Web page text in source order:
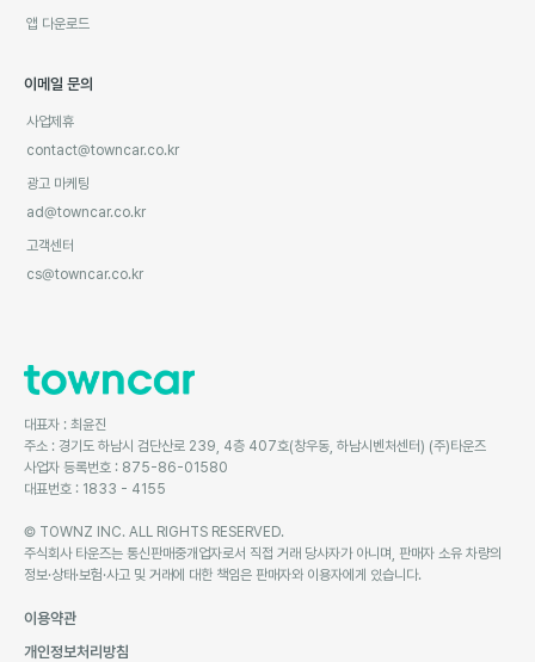
앱 다운로드
이메일 문의
사업제휴
contact@towncar.co.kr
광고 마케팅
ad@towncar.co.kr
고객센터
cs@towncar.co.kr
대표자 : 최윤진
주소 : 경기도 하남시 검단산로 239, 4층 407호(창우동, 하남시벤처센터) (주)타운즈
사업자 등록번호 : 875-86-01580
대표번호 : 1833 - 4155
© TOWNZ INC. ALL RIGHTS RESERVED.
주식회사 타운즈는 통신판매중개업자로서 직접 거래 당사자가 아니며, 판매자 소유 차량의
정보·상태·보험·사고 및 거래에 대한 책임은 판매자와 이용자에게 있습니다.
이용약관
개인정보처리방침